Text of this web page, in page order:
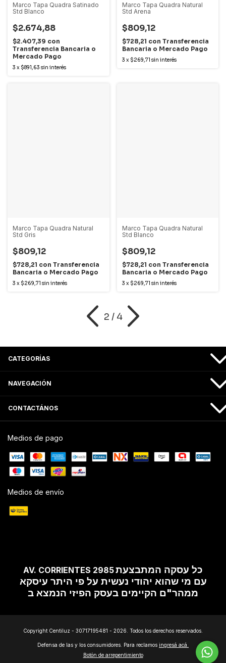
Marco Tapa Quadra Satinado
Std Blanco
$2.674,88
$2.407,39 con
Transferencia Bancaria o
Mercado Pago
3 x $891,63 sin interés
Marco Tapa Quadra Natural
Std Arena
$809,12
$728,21 con Transferencia
Bancaria o Mercado Pago
3 x $269,71 sin interés
Marco Tapa Quadra Natural
Std Gris
$809,12
$728,21 con Transferencia
Bancaria o Mercado Pago
3 x $269,71 sin interés
Marco Tapa Quadra Natural
Std Blanco
$809,12
$728,21 con Transferencia
Bancaria o Mercado Pago
3 x $269,71 sin interés
2 / 4
CATEGORÍAS
NAVEGACIÓN
CONTACTÁNOS
Medios de pago
Medios de envío
AV. CORRIENTES 2985כל עסקה המתבצעת
עם מי שהוא יהודי נעשית על פי היתר עיסקא
ממהר"ם הקיימים בעסק הפיזי הנמצא ב
Copyright Centiluz - 30717195481 - 2026. Todos los derechos reservados.
Defensa de las y los consumidores. Para reclamos ingresá acá.
Botón de arrepentimiento